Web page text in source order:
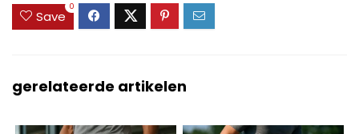
Save
0
gerelateerde artikelen